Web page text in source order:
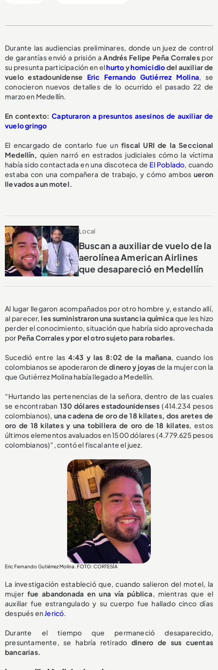
Durante las audiencias preliminares, donde un juez de control
de garantías envió a prisión aAndrés Felipe Peña Corralespor
su presunta participación en elhurtoyhomicidiodel auxiliar de
vuelo estadounidense Eric Fernando Gutiérrez Molina, se
conocieron nuevos detalles de lo ocurrido el pasado 22 de
marzo en Medellín.
En contexto: Capturaron a presuntos asesinos de auxiliar de
vuelo gringo
El encargado de contarlo fue unfiscal URI de la Seccional
Medellín, quien narró en estrados judiciales cómo la víctima
había sido contactada en una discoteca de El Poblado, cuando
estaba con una compañera de trabajo, y cómo ambos ueron
llevados a un motel.
Local
Buscan a auxiliar de vuelo de la
aerolínea American Airlines
que desapareció en Medellín
Al lugar llegaron acompañados por otro hombre y, estando allí,
al parecer,les suministraron una sustancia químicaque les hizo
perder el conocimiento, situación que habría sido aprovechada
por Peña Corrales y por el otro sujeto para robarles.
Sucedió entre las 4:43 y las 8:02 de la mañana, cuando los
colombianos se apoderaron dedinero y joyasde la mujer con la
que Gutiérrez Molina había llegado a Medellín.
“Hurtando las pertenencias de la señora, dentro de las cuales
se encontraban 130 dólares estadounidenses (414.234 pesos
colombianos),una cadena de oro de 18 kilates, dos aretes de
oro de 18 kilates y una tobillera de oro de 18 kilates, estos
últimos elementos avaluados en 1500 dólares (4.779.625 pesos
colombianos)”, contó el fiscal ante el juez.
Eric Fernando Gutiérrez Molina. FOTO: CORTESÍA
La investigación estableció que, cuando salieron del motel, la
mujer fue abandonada en una vía pública, mientras que el
auxiliar fue estrangulado y su cuerpo fue hallado cinco días
después enJericó.
Durante el tiempo que permaneció desaparecido,
presuntamente, se habría retirado dinero de sus cuentas
bancarias.